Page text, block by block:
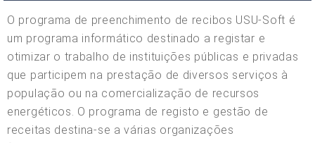
O programa de preenchimento de recibos USU-Soft é
um programa informático destinado a registar e
otimizar o trabalho de instituições públicas e privadas
que participem na prestação de diversos serviços à
população ou na comercialização de recursos
energéticos. O programa de registo e gestão de
receitas destina-se a várias organizações